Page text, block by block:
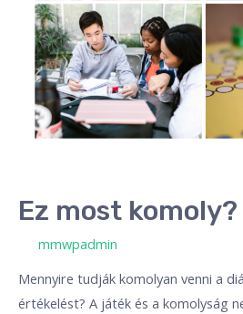
Ez most komoly?
mmwpadmin
Mennyire tudják komolyan venni a
értékelést? A játék és a komolyság